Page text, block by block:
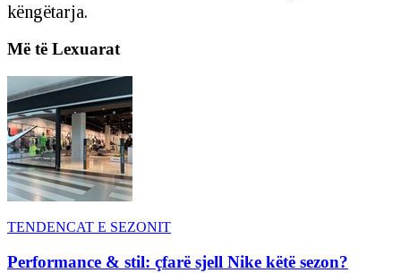
këngëtarja.
Më të Lexuarat
TENDENCAT E SEZONIT
Performance & stil: çfarë sjell Nike këtë sezon?